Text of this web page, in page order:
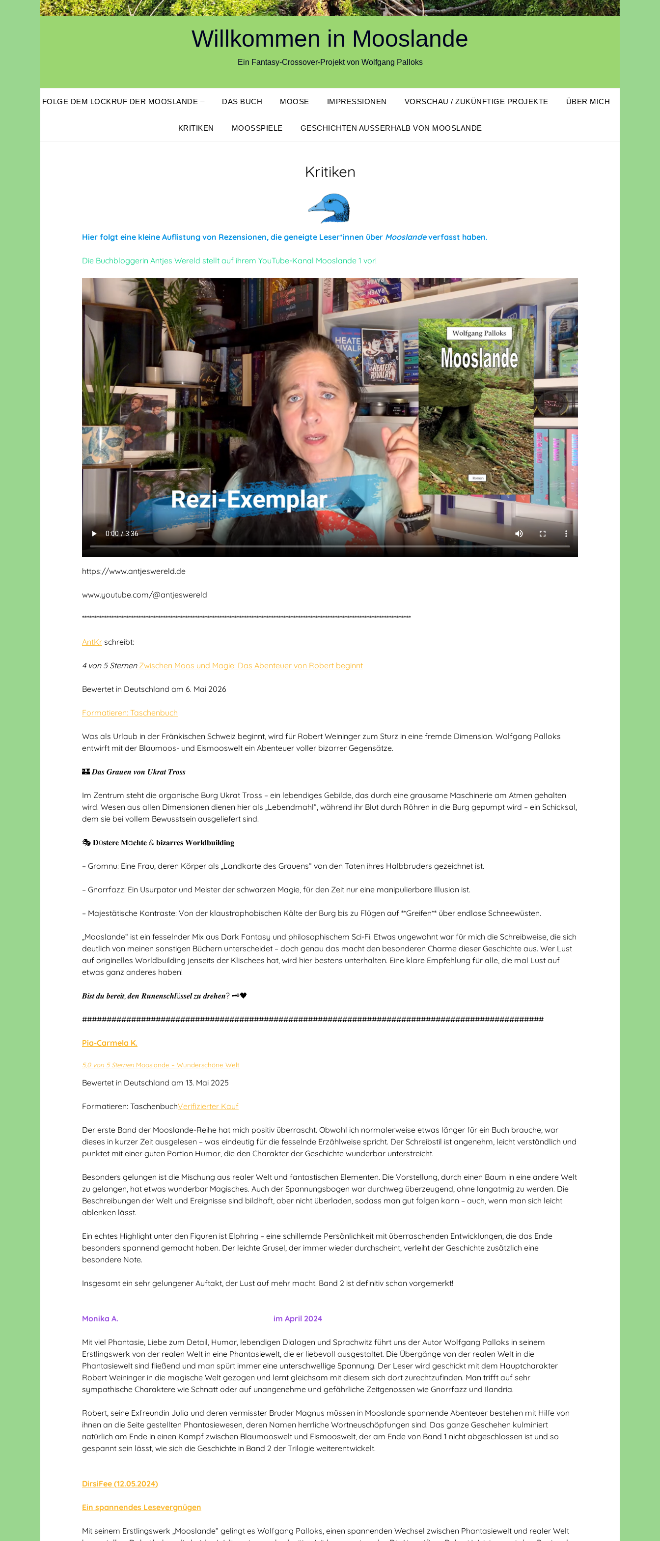
Willkommen in Mooslande
Ein Fantasy-Crossover-Projekt von Wolfgang Palloks
FOLGE DEM LOCKRUF DER MOOSLANDE – DAS BUCH MOOSE IMPRESSIONEN VORSCHAU / ZUKÜNFTIGE PROJEKTE ÜBER MICH
KRITIKEN MOOSSPIELE GESCHICHTEN AUSSERHALB VON MOOSLANDE
Kritiken
Hier folgt eine kleine Auflistung von Rezensionen, die geneigte Leser*innen über Mooslandeverfasst haben.
Die Buchbloggerin Antjes Wereld stellt auf ihrem YouTube-Kanal Mooslande 1 vor!
https://www.antjeswereld.de
www.youtube.com/@antjeswereld
**************************************************************************************************************************************
AntKr schreibt:
4 von 5 Sternen Zwischen Moos und Magie: Das Abenteuer von Robert beginnt
Bewertet in Deutschland am 6. Mai 2026
Formatieren: Taschenbuch
Was als Urlaub in der Fränkischen Schweiz beginnt, wird für Robert Weininger zum Sturz in eine fremde Dimension. Wolfgang Palloks
entwirft mit der Blaumoos- und Eismooswelt ein Abenteuer voller bizarrer Gegensätze.
🏰 𝑫𝒂𝒔 𝑮𝒓𝒂𝒖𝒆𝒏 𝒗𝒐𝒏 𝑼𝒌𝒓𝒂𝒕 𝑻𝒓𝒐𝒔𝒔
Im Zentrum steht die organische Burg Ukrat Tross – ein lebendiges Gebilde, das durch eine grausame Maschinerie am Atmen gehalten
wird. Wesen aus allen Dimensionen dienen hier als „Lebendmahl“, während ihr Blut durch Röhren in die Burg gepumpt wird – ein Schicksal,
dem sie bei vollem Bewusstsein ausgeliefert sind.
🎭 𝐃ü𝐬𝐭𝐞𝐫𝐞 𝐌ä𝐜𝐡𝐭𝐞 & 𝐛𝐢𝐳𝐚𝐫𝐫𝐞𝐬 𝐖𝐨𝐫𝐥𝐝𝐛𝐮𝐢𝐥𝐝𝐢𝐧𝐠
– Gromnu: Eine Frau, deren Körper als „Landkarte des Grauens“ von den Taten ihres Halbbruders gezeichnet ist.
– Gnorrfazz: Ein Usurpator und Meister der schwarzen Magie, für den Zeit nur eine manipulierbare Illusion ist.
– Majestätische Kontraste: Von der klaustrophobischen Kälte der Burg bis zu Flügen auf **Greifen** über endlose Schneewüsten.
„Mooslande“ ist ein fesselnder Mix aus Dark Fantasy und philosophischem Sci-Fi. Etwas ungewohnt war für mich die Schreibweise, die sich
deutlich von meinen sonstigen Büchern unterscheidet – doch genau das macht den besonderen Charme dieser Geschichte aus. Wer Lust
auf originelles Worldbuilding jenseits der Klischees hat, wird hier bestens unterhalten. Eine klare Empfehlung für alle, die mal Lust auf
etwas ganz anderes haben!
𝑩𝒊𝒔𝒕 𝒅𝒖 𝒃𝒆𝒓𝒆𝒊𝒕, 𝒅𝒆𝒏 𝑹𝒖𝒏𝒆𝒏𝒔𝒄𝒉𝒍ü𝒔𝒔𝒆𝒍 𝒛𝒖 𝒅𝒓𝒆𝒉𝒆𝒏? 🗝️🖤
##############################################################################################
Pia-Carmela K.
5,0 von 5 Sternen Mooslande – Wunderschöne Welt
Bewertet in Deutschland am 13. Mai 2025
Formatieren: TaschenbuchVerifizierter Kauf
Der erste Band der Mooslande-Reihe hat mich positiv überrascht. Obwohl ich normalerweise etwas länger für ein Buch brauche, war
dieses in kurzer Zeit ausgelesen – was eindeutig für die fesselnde Erzählweise spricht. Der Schreibstil ist angenehm, leicht verständlich und
punktet mit einer guten Portion Humor, die den Charakter der Geschichte wunderbar unterstreicht.
Besonders gelungen ist die Mischung aus realer Welt und fantastischen Elementen. Die Vorstellung, durch einen Baum in eine andere Welt
zu gelangen, hat etwas wunderbar Magisches. Auch der Spannungsbogen war durchweg überzeugend, ohne langatmig zu werden. Die
Beschreibungen der Welt und Ereignisse sind bildhaft, aber nicht überladen, sodass man gut folgen kann – auch, wenn man sich leicht
ablenken lässt.
Ein echtes Highlight unter den Figuren ist Elphring – eine schillernde Persönlichkeit mit überraschenden Entwicklungen, die das Ende
besonders spannend gemacht haben. Der leichte Grusel, der immer wieder durchscheint, verleiht der Geschichte zusätzlich eine
besondere Note.
Insgesamt ein sehr gelungener Auftakt, der Lust auf mehr macht. Band 2 ist definitiv schon vorgemerkt!
Monika A. im April 2024
Mit viel Phantasie, Liebe zum Detail, Humor, lebendigen Dialogen und Sprachwitz führt uns der Autor Wolfgang Palloks in seinem
Erstlingswerk von der realen Welt in eine Phantasiewelt, die er liebevoll ausgestaltet. Die Übergänge von der realen Welt in die
Phantasiewelt sind fließend und man spürt immer eine unterschwellige Spannung. Der Leser wird geschickt mit dem Hauptcharakter
Robert Weininger in die magische Welt gezogen und lernt gleichsam mit diesem sich dort zurechtzufinden. Man trifft auf sehr
sympathische Charaktere wie Schnatt oder auf unangenehme und gefährliche Zeitgenossen wie Gnorrfazz und Ilandria.
Robert, seine Exfreundin Julia und deren vermisster Bruder Magnus müssen in Mooslande spannende Abenteuer bestehen mit Hilfe von
ihnen an die Seite gestellten Phantasiewesen, deren Namen herrliche Wortneuschöpfungen sind. Das ganze Geschehen kulminiert
natürlich am Ende in einen Kampf zwischen Blaumooswelt und Eismooswelt, der am Ende von Band 1 nicht abgeschlossen ist und so
gespannt sein lässt, wie sich die Geschichte in Band 2 der Trilogie weiterentwickelt.
DirsiFee (12.05.2024)
Ein spannendes Lesevergnügen
Mit seinem Erstlingswerk „Mooslande“ gelingt es Wolfgang Palloks, einen spannenden Wechsel zwischen Phantasiewelt und realer Welt